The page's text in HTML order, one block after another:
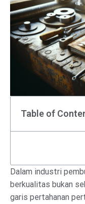
Table of
Dalam industri
berkualitas bukan
garis pertahanan